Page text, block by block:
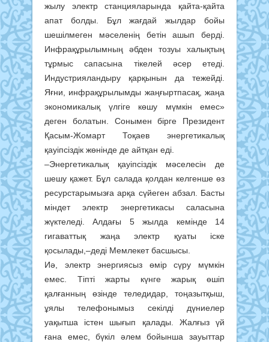
жылу электр станцияларында қайта-қайта
апат болды. Бұл жағдай жылдар бойы
шешілмеген мәселенің бетін ашып берді.
Инфрақұрылымның әбден тозуы халықтың
тұрмыс сапасына тікелей әсер етеді.
Индустрияландыру қарқынын да тежейді.
Яғни, инфрақұрылымды жаңғыртпасақ, жаңа
экономикалық үлгіге көшу мүмкін емес»
деген болатын. Сонымен бірге Президент
Қасым-Жомарт Тоқаев энергетикалық
қауіпсіздік жөнінде де айтқан еді.
–Энергетикалық қауіпсіздік мәселесін де
шешу қажет. Бұл салада қолдан келгенше өз
ресурстарымызға арқа сүйеген абзал. Басты
міндет электр энергетикасы саласына
жүктеледі. Алдағы 5 жылда кемінде 14
гигаваттық жаңа электр қуаты іске
қосылады,–деді Мемлекет басшысы.
Иә, электр энергиясыз өмір сүру мүмкін
емес. Тіпті жарты күнге жарық өшіп
қалғанның өзінде теледидар, тоңазытқыш,
ұялы телефонымыз секілді дүниелер
уақытша істен шығып қалады. Жалғыз үй
ғана емес, бүкіл әлем бойынша зауыттар